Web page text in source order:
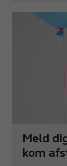
Meld
kom